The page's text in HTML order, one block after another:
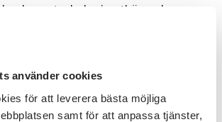
använder cookies
för att leverera bästa möjliga
samt för att anpassa tjänster,
annat: ekologi, artkännedom,
krävs.